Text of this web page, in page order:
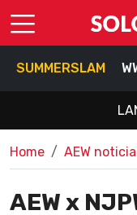
SUMMERSLAM
Home AEW
AEW x